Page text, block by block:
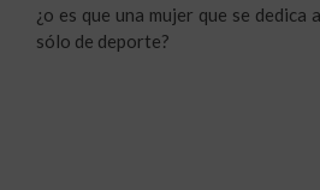
¿o es que una mujer que se dedica
sólo de deporte?